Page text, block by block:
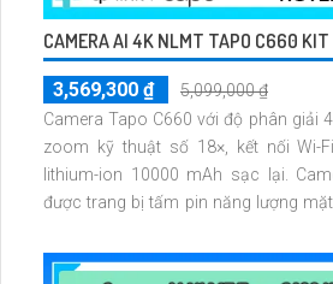
CAMERA AI 4K NLMT TAPO C660 KIT
3,569,300 ₫
5,099,000 ₫
Camera Tapo C660 với độ phân giải
zoom kỹ thuật số 18×, kết nối Wi-
lithium-ion 10000 mAh sạc lại.
được trang bị tấm pin năng lượng mặt
microSD tối đa 512 GB